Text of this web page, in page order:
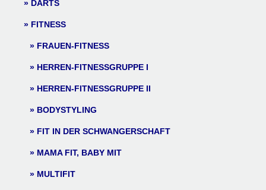
DARTS
FITNESS
FRAUEN-FITNESS
HERREN-FITNESSGRUPPE I
HERREN-FITNESSGRUPPE II
BODYSTYLING
FIT IN DER SCHWANGERSCHAFT
MAMA FIT, BABY MIT
MULTIFIT